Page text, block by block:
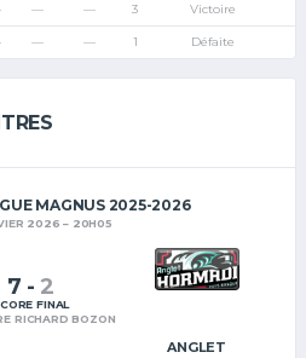
— — 3 Victoire
— — 1 Défaite
MAGNUS 2025-2026
2026 20H05
ANGLET
7 - 2
FINAL
RICHARD BOZON